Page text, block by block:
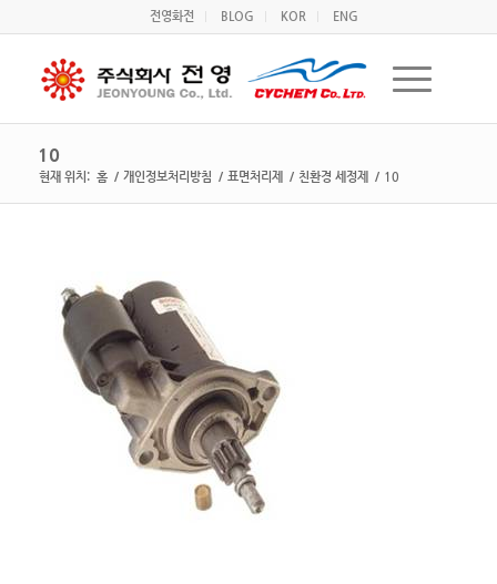
전영화전 BLOG KOR ENG
10
현재 위치: 홈 / 개인정보처리방침 / 표면처리제 / 친환경 세정제 / 10